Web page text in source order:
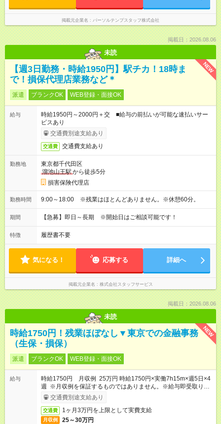
掲載元企業名 パーソルテンプスタッフ株式会社
掲載日：2026.08.06
未読
NEW
【週3日勤務・時給1950円】駅チカ！18時ま
で！損保代理店業務など＊
派遣 ブランクOK WEB登録・面接OK
給与
時給1950円～2000円＋交 ■給与の前払いが可能な速払いサー
ビスあり
交通費別途支給あり
交通費 交通費支給あり
勤務地
東京都千代田区
溜池山王駅から徒歩5分
損害保険代理店
勤務時間 9:00～18:00 ※残業はほとんどありません。※休憩60分。
期間 【急募】即日～長期 ※開始日はご相談可能です！
特徴 履歴書不要
気になる！ 応募する 詳細へ
掲載元企業名 株式会社スタッフサービス
掲載日：2026.08.06
未読
NEW
時給1750円！残業ほぼなし▼東京での金融事務
（生保・損保）
派遣 ブランクOK WEB登録・面接OK
給与
時給1750円 月収例 25万円 時給1750円×実働7h15m×週5日×4
週 ※月収例を保証するものではありません。※給与即受取りサ
ービス利用可（利用条件有）
交通費別途支給あり
交通費 1ヶ月3万円を上限として実費支給
月収例 25～30万円